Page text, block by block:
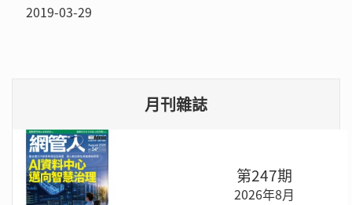
2019-03-29
月刊雜誌
第247期
2026年8月